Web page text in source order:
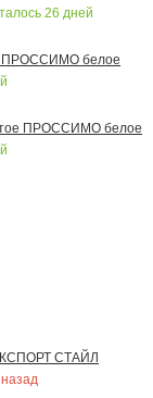
26 дней
ПРОССИМО белое
ПРОССИМО белое
СТАЙЛ